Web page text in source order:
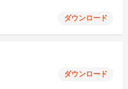
ダウンロード
ダウンロード